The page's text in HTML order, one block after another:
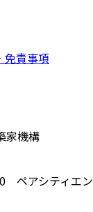
免責事項
ペアシティエ